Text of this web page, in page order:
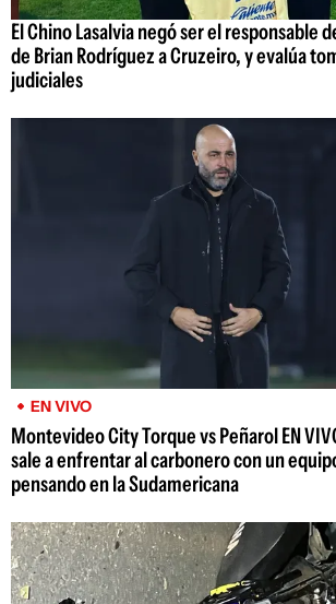
El Chino Lasalvia negó ser el responsable
de Brian Rodríguez a Cruzeiro, y evalúa
judiciales
EN VIVO
Montevideo City Torque vs Peñarol EN
sale a enfrentar al carbonero con un
pensando en la Sudamericana